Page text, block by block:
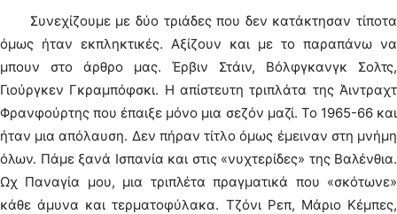
Συνεχίζουμε με δύο τριάδες που δεν κατάκτησαν τίποτα
όμως ήταν εκπληκτικές. Αξίζουν και με το παραπάνω να
μπουν στο άρθρο μας. Έρβιν Στάιν, Βόλφγκανγκ Σολτς,
Γιούργκεν Γκραμπόφσκι. Η απίστευτη τριπλάτα της Άιντραχτ
Φρανφούρτης που έπαιξε μόνο μια σεζόν μαζί. Το 1965-66 και
ήταν μια απόλαυση. Δεν πήραν τίτλο όμως έμειναν στη μνήμη
όλων. Πάμε ξανά Ισπανία και στις «νυχτερίδες» της Βαλένθια.
Ωχ Παναγία μου, μια τριπλέτα πραγματικά που «σκότωνε»
κάθε άμυνα και τερματοφύλακα. Τζόνι Ρεπ, Μάριο Κέμπες,